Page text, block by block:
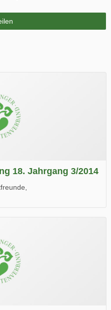
18. Jahrgang 3/2014
Lesen.